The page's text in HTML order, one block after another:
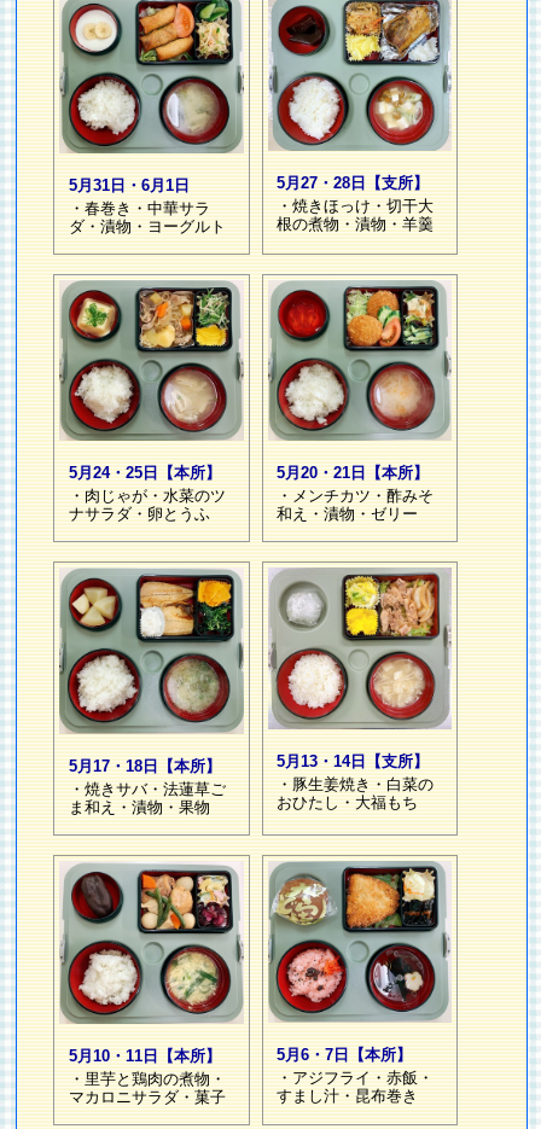
5月31日・6月1日
・春巻き・中華サラ
ダ・漬物・ヨーグルト
5月27・28日【支所】
・焼きほっけ・切干大
根の煮物・漬物・羊羹
5月24・25日【本所】
・肉じゃが・水菜のツ
ナサラダ・卵とうふ
5月20・21日【本所】
・メンチカツ・酢みそ
和え・漬物・ゼリー
5月17・18日【本所】
・焼きサバ・法蓮草ご
ま和え・漬物・果物
5月13・14日【支所】
・豚生姜焼き・白菜の
おひたし・大福もち
5月10・11日【本所】
・里芋と鶏肉の煮物・
マカロニサラダ・菓子
5月6・7日【本所】
・アジフライ・赤飯・
すまし汁・昆布巻き